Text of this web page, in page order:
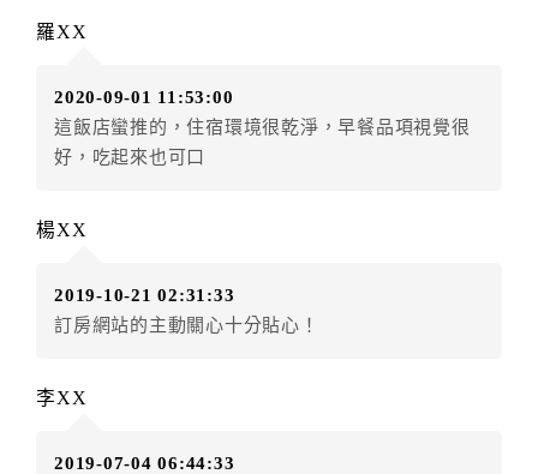
或移作其他目的使用。
．未滿18歲使用網站訂房，需先取得其監護人閱讀、了
解並同意所有契約內容與規則，方可繼續後續訂購流
程，當使用者繼續使用本網站訂房時，即認定其監護人
．未滿18歲之使用者無法單獨住宿，一經查獲可拒絕入
羅XX
2020-09-01 11:53:00
這飯店蠻推的，住宿環境很乾淨，早餐品項視覺很
好，吃起來也可口
楊XX
2019-10-21 02:31:33
訂房網站的主動關心十分貼心！
李XX
2019-07-04 06:44:33